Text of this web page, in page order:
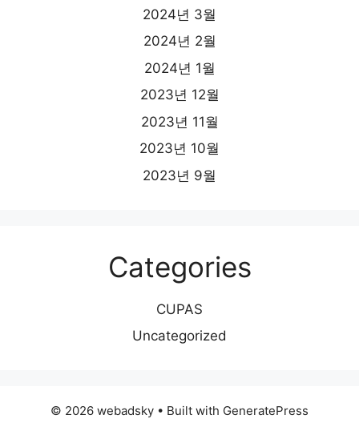
2024년 3월
2024년 2월
2024년 1월
2023년 12월
2023년 11월
2023년 10월
2023년 9월
Categories
CUPAS
Uncategorized
© 2026 webadsky • Built with GeneratePress